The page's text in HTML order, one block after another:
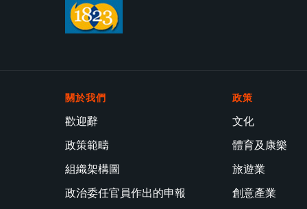
關於我們
歡迎辭
政策範疇
組織架構圖
政治委任官員作出的申報
政策
文化
體育及康樂
旅遊業
創意產業